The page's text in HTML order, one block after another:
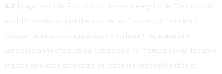
4.2 Il pagamento dei Prodotti dovrà essere eseguito dal Cliente con le
modalità e nelle tempistiche indicate nel Contratto di Fornitura o
diversamente concordati per iscritto tra le parti. I pagamenti si
considereranno effettuati dal Cliente solo nel momento in cui il relativo
importo sarà stato accreditato sul conto corrente del Venditore.